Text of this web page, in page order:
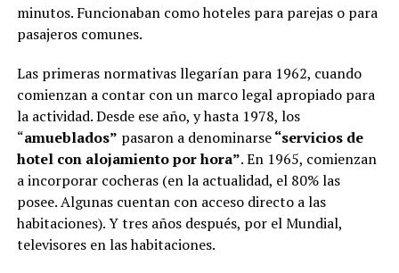
minutos. Funcionaban como hoteles para parejas o para
pasajeros comunes.
Las primeras normativas llegarían para 1962, cuando
comienzan a contar con un marco legal apropiado para
la actividad. Desde ese año, y hasta 1978, los
“amueblados” pasaron a denominarse“servicios de
hotel con alojamiento por hora”. En 1965, comienzan
a incorporar cocheras (en la actualidad, el 80% las
posee. Algunas cuentan con acceso directo a las
habitaciones). Y tres años después, por el Mundial,
televisores en las habitaciones.